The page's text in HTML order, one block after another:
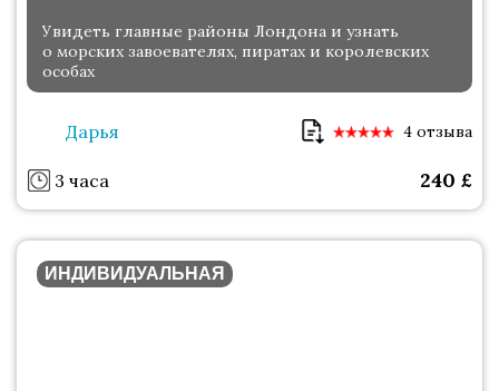
Увидеть главные районы Лондона и узнать
о морских завоевателях, пиратах и королевских
особах
Дарья 4 отзыва
3 часа 240 £
ИНДИВИДУАЛЬНАЯ